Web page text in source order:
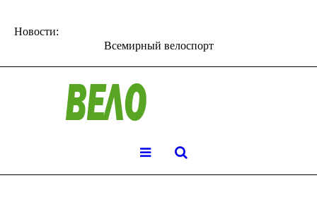
Новости:
Всемирный велоспорт